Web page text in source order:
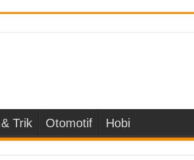
Trik Otomotif Hobi